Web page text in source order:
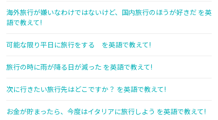
海外旅行が嫌いなわけではないけど、国内旅行のほうが好きだ を英
語で教えて!
可能な限り平日に旅行をする を英語で教えて!
旅行の時に雨が降る日が減った を英語で教えて!
次に行きたい旅行先はどこですか？ を英語で教えて!
お金が貯まったら、今度はイタリアに旅行しよう を英語で教えて!